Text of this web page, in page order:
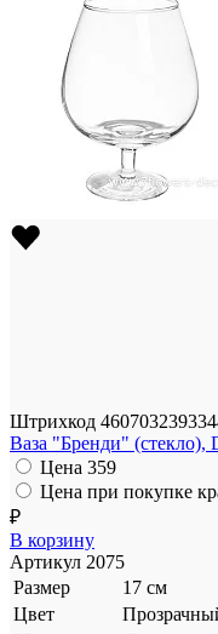
Штрихкод
Ваза "Бренди" (стекло),
Цена 359
Цена при покупке
₽
В корзину
Артикул 2075
Размер
17 см
Цвет